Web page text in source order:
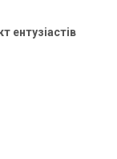
ентузіастів